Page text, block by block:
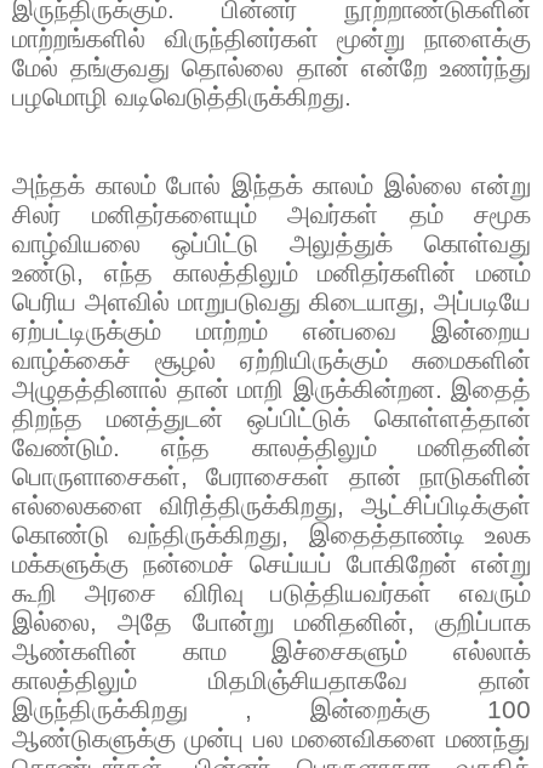
இருந்திருக்கும். பின்னர் நூற்றாண்டுகளின்
மாற்றங்களில் விருந்தினர்கள் மூன்று நாளைக்கு
மேல் தங்குவது தொல்லை தான் என்றே உணர்ந்து
பழமொழி வடிவெடுத்திருக்கிறது.
அந்தக் காலம் போல் இந்தக் காலம் இல்லை என்று
சிலர் மனிதர்களையும் அவர்கள் தம் சமூக
வாழ்வியலை ஒப்பிட்டு அலுத்துக் கொள்வது
உண்டு, எந்த காலத்திலும் மனிதர்களின் மனம்
பெரிய அளவில் மாறுபடுவது கிடையாது, அப்படியே
ஏற்பட்டிருக்கும் மாற்றம் என்பவை இன்றைய
வாழ்க்கைச் சூழல் ஏற்றியிருக்கும் சுமைகளின்
அழுதத்தினால் தான் மாறி இருக்கின்றன. இதைத்
திறந்த மனத்துடன் ஒப்பிட்டுக் கொள்ளத்தான்
வேண்டும். எந்த காலத்திலும் மனிதனின்
பொருளாசைகள்,பேராசைகள் தான் நாடுகளின்
எல்லைகளை விரித்திருக்கிறது, ஆட்சிப்பிடிக்குள்
கொண்டு வந்திருக்கிறது, இதைத்தாண்டி உலக
மக்களுக்கு நன்மைச் செய்யப் போகிறேன் என்று
கூறி அரசை விரிவு படுத்தியவர்கள் எவரும்
இல்லை, அதே போன்று மனிதனின், குறிப்பாக
ஆண்களின் காம இச்சைகளும் எல்லாக்
காலத்திலும் மிதமிஞ்சியதாகவே தான்
இருந்திருக்கிறது , இன்றைக்கு 100
ஆண்டுகளுக்கு முன்பு பல மனைவிகளை மணந்து